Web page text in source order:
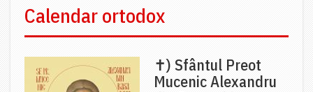
Calendar ortodox
✝) Sfântul Preot
Mucenic Alexandru